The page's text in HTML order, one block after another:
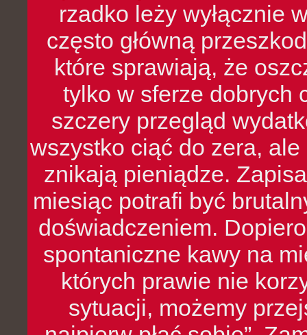
rzadko leży wyłącznie
często główną
które sprawiają, że
tylko w sferze dobrych
szczery przegląd
wszystko ciąć do zera,
znikają pieniądze.
miesiąc potrafi być
doświadczeniem.
spontaniczne kawy na
których prawie nie
sytuacji, możemy